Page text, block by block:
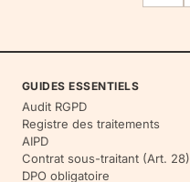
GUIDES ESSENTIELS
Audit RGPD
Registre des traitements
AIPD
Contrat sous-traitant (Art. 28)
DPO obligatoire